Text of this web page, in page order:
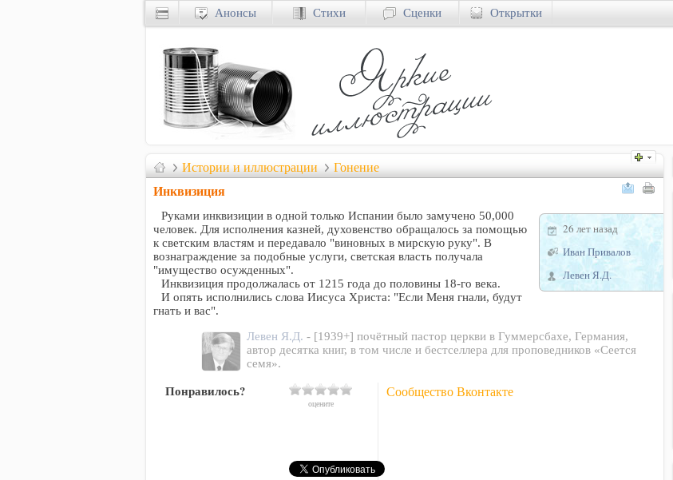
Истории и иллюстрации Гонение
Инквизиция
26 лет назад
Иван Привалов
Левен Я.Д.
Руками инквизиции в одной только Испании было замучено 50,000
человек. Для исполнения казней, духовенство обращалось за помощью
к светским властям и передавало "виновных в мирскую руку". В
вознаграждение за подобные услуги, светская власть получала
"имущество осужденных".
Инквизиция продолжалась от 1215 года до половины 18-го века.
И опять исполнились слова Иисуса Христа: "Если Меня гнали, будут
гнать и вас".
Левен Я.Д. - [1939+] почётный пастор церкви в Гуммерсбахе, Германия,
автор десятка книг, в том числе и бестселлера для проповедников «Сеется
семя».
Сообщество Вконтакте
Понравилось?
оцените
Анонсы Стихи Сценки Открытки